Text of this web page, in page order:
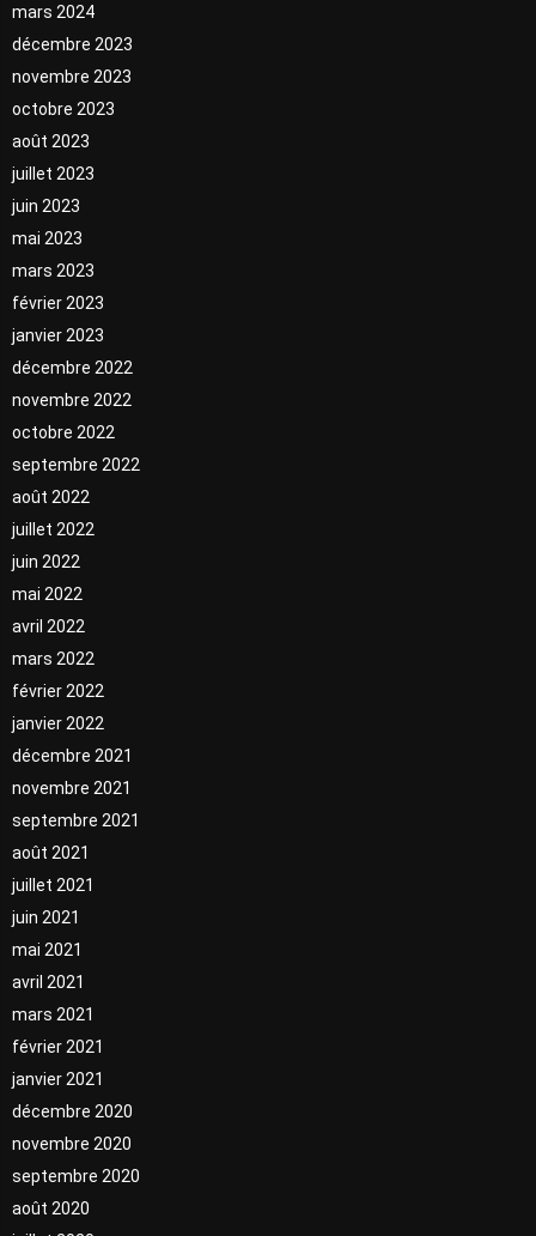
mars 2024
décembre 2023
novembre 2023
octobre 2023
août 2023
juillet 2023
juin 2023
mai 2023
mars 2023
février 2023
janvier 2023
décembre 2022
novembre 2022
octobre 2022
septembre 2022
août 2022
juillet 2022
juin 2022
mai 2022
avril 2022
mars 2022
février 2022
janvier 2022
décembre 2021
novembre 2021
septembre 2021
août 2021
juillet 2021
juin 2021
mai 2021
avril 2021
mars 2021
février 2021
janvier 2021
décembre 2020
novembre 2020
septembre 2020
août 2020